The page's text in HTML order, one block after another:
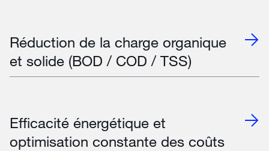
Réduction de la charge organique
et solide (BOD / COD / TSS)
Efficacité énergétique et
optimisation constante des coûts